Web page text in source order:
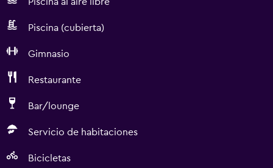
Piscina (cubierta)
Gimnasio
Restaurante
Bar/lounge
Servicio de habitaciones
Bicicletas